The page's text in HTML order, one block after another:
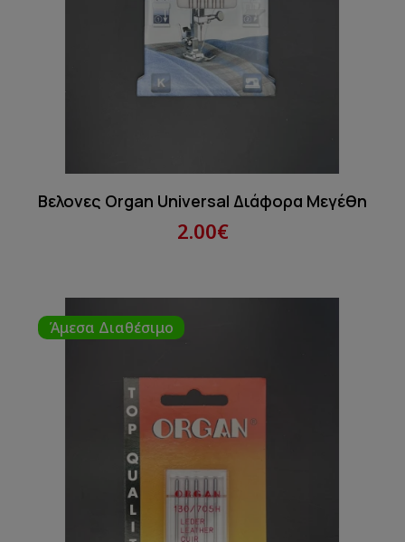
Βελονες Organ Universal Διάφορα Μεγέθη
2.00€
Άμεσα Διαθέσιμο